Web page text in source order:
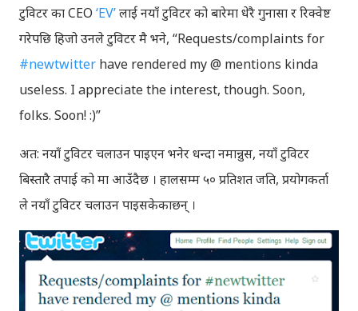
टुविटर का CEO ‘EV’लाई नयाँ टुविटर को बारेमा धेरै गुनासा र रिक्वेष्ट
गरेपछि हिजो उनले टुविटर मै भने, “Requests/complaints for
#newtwitter have rendered my @ mentions kinda
useless. I appreciate the interest, though. Soon,
folks. Soon! :)”
अत: नयाँ टुविटर चलाउन पाइएन भनेर धन्दा नमान्नुस, नयाँ टुविटर
बिस्तारै तपाई को मा आउँदैछ । हालसम्म ५० प्रतिशत जति, प्रयोगकर्ता
ले नयाँ टुविटर चलाउन पाइसकेकाछन् ।